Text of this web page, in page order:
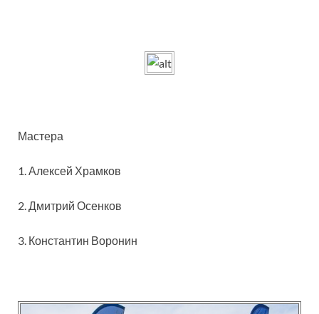
Мастера
1. Алексей Храмков
2. Дмитрий Осенков
3. Константин Воронин